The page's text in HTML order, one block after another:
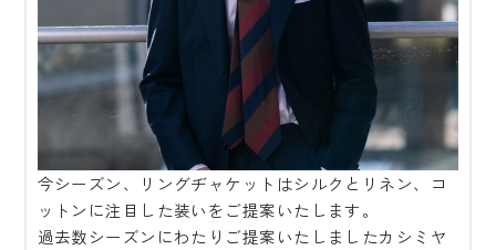
今シーズン、リングヂャケットはシルクとリネン、コ
ットンに注目した装いをご提案いたします。
過去数シーズンにわたりご提案いたしましたカシミヤ